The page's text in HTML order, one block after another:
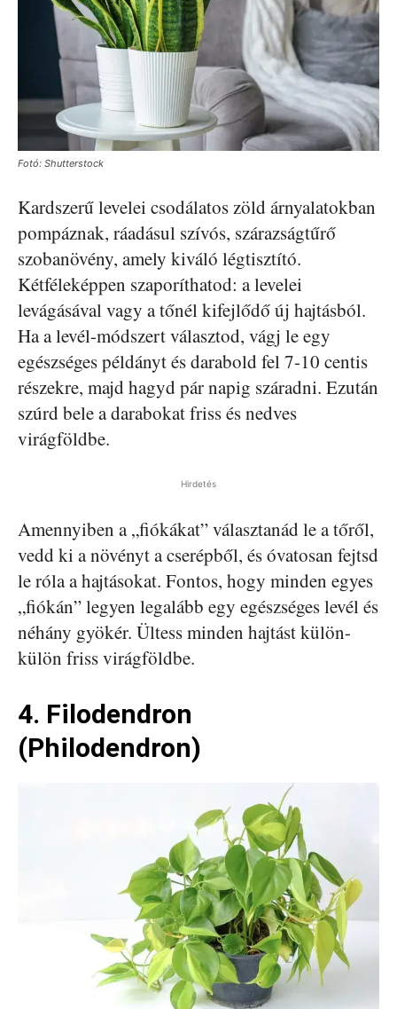
Fotó: Shutterstock
Kardszerű levelei csodálatos zöld árnyalatokban
pompáznak, ráadásul szívós, szárazságtűrő
szobanövény, amely kiváló légtisztító.
Kétféleképpen szaporíthatod: a levelei
levágásával vagy a tőnél kifejlődő új hajtásból.
Ha a levél-módszert választod, vágj le egy
egészséges példányt és darabold fel 7-10 centis
részekre, majd hagyd pár napig száradni. Ezután
szúrd bele a darabokat friss és nedves
virágföldbe.
Hirdetés
Amennyiben a „fiókákat” választanád le a tőről,
vedd ki a növényt a cserépből, és óvatosan fejtsd
le róla a hajtásokat. Fontos, hogy minden egyes
„fiókán” legyen legalább egy egészséges levél és
néhány gyökér. Ültess minden hajtást külön-
külön friss virágföldbe.
4. Filodendron
(Philodendron)